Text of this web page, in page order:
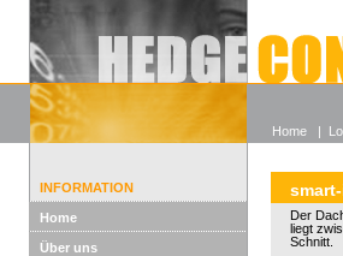
INFORMATION
Home
Über uns
Der
liegt
Schnitt.
Home |